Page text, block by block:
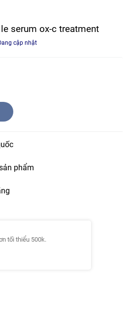
serum ox-c treatment
cập nhật
phẩm
tối thiểu 500k.